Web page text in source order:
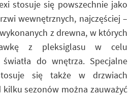
stosuje się powszechnie jako
wewnętrznych, najczęściej –
z drewna, w których
z pleksiglasu w celu
do wnętrza. Specjalne
się także w drzwiach
sezonów można zauważyć